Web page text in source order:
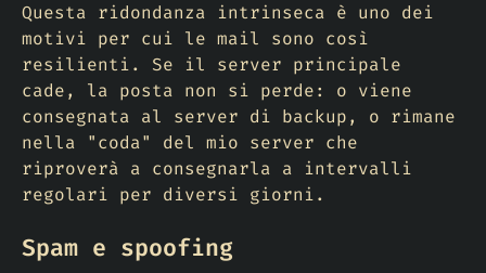
Questa ridondanza intrinseca è uno dei
motivi per cui le mail sono così
resilienti. Se il server principale
cade, la posta non si perde: o viene
consegnata al server di backup, o rimane
nella "coda" del mio server che
riproverà a consegnarla a intervalli
regolari per diversi giorni.
Spam e spoofing